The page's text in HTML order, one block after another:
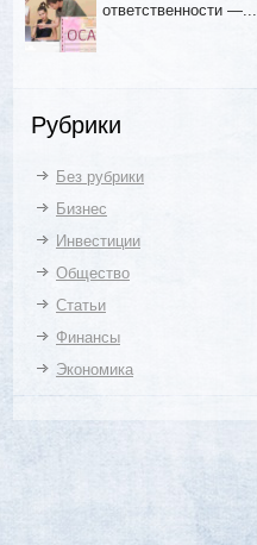
ответственности —...
Рубрики
Без рубрики
Бизнес
Инвестиции
Общество
Статьи
Финансы
Экономика